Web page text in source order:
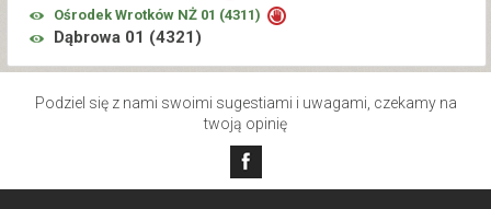
Ośrodek Wrotków NŻ 01 (4311)
Dąbrowa 01 (4321 )
Podziel się z nami swoimi sugestiami i uwagami, czekamy na
twoją opinię